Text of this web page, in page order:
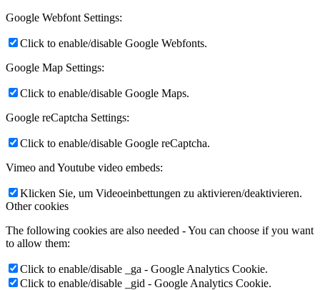
Google Webfont Settings:
Click to enable/disable Google Webfonts.
Google Map Settings:
Click to enable/disable Google Maps.
Google reCaptcha Settings:
Click to enable/disable Google reCaptcha.
Vimeo and Youtube video embeds:
Klicken Sie, um Videoeinbettungen zu aktivieren/deaktivieren.
Other cookies
The following cookies are also needed - You can choose if you want
to allow them:
Click to enable/disable _ga - Google Analytics Cookie.
Click to enable/disable _gid - Google Analytics Cookie.